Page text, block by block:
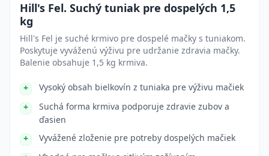
Hill's Fel. Suchý tuniak pre dospelých 1,5
kg
Hill's Fel je suché krmivo pre dospelé mačky s tuniakom.
Poskytuje vyváženú výživu pre udržanie zdravia mačky.
Balenie obsahuje 1,5 kg krmiva.
Vysoký obsah bielkovín z tuniaka pre výživu mačiek
Suchá forma krmiva podporuje zdravie zubov a
ďasien
Vyvážené zloženie pre potreby dospelých mačiek